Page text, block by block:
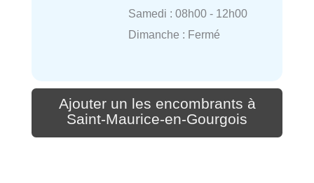
Samedi : 08h00 - 12h00
Dimanche : Fermé
Ajouter un les encombrants à
Saint-Maurice-en-Gourgois